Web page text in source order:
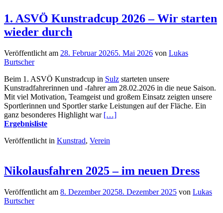
1. ASVÖ Kunstradcup 2026 – Wir starten
wieder durch
Veröffentlicht am 28. Februar 20265. Mai 2026 von Lukas
Burtscher
Beim 1. ASVÖ Kunstradcup in Sulz starteten unsere
Kunstradfahrerinnen und -fahrer am 28.02.2026 in die neue Saison.
Mit viel Motivation, Teamgeist und großem Einsatz zeigten unsere
Sportlerinnen und Sportler starke Leistungen auf der Fläche. Ein
ganz besonderes Highlight war […]
Ergebnisliste
Veröffentlicht in Kunstrad, Verein
Nikolausfahren 2025 – im neuen Dress
Veröffentlicht am 8. Dezember 20258. Dezember 2025 von Lukas
Burtscher